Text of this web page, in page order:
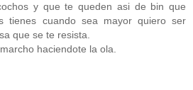
y que te queden asi de bin que
tienes cuando sea mayor quiero ser
que se te resista.
haciendote la ola.